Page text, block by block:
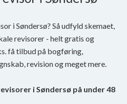
i Søndersø? Så udfyld skemaet,
revisorer - helt gratis og
få tilbud på bogføring,
revision og meget mere.
i Søndersø på under 48